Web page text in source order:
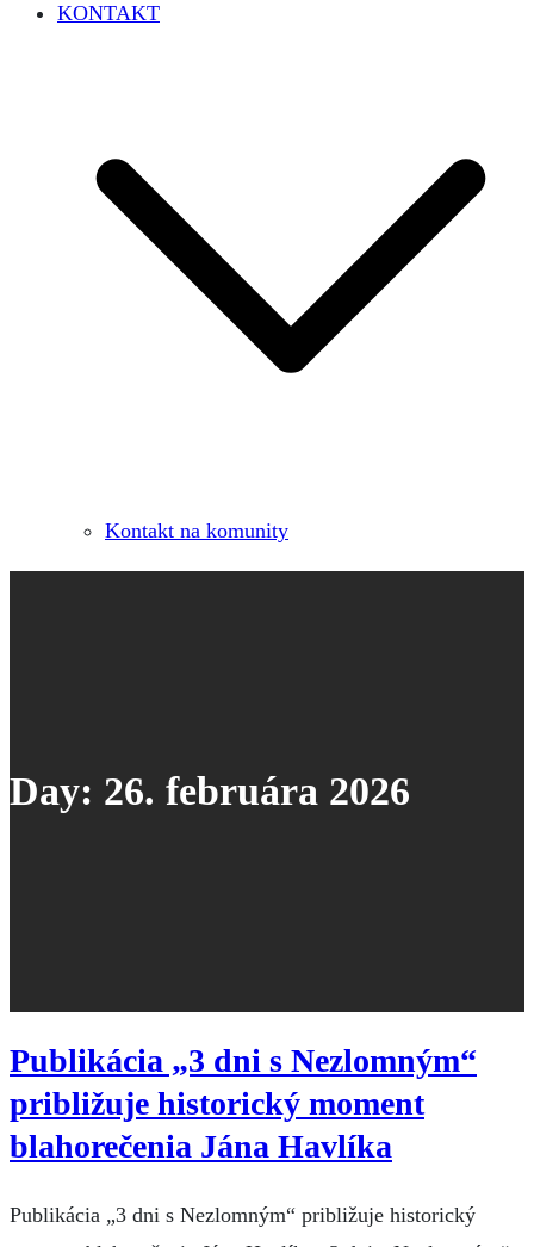
KONTAKT
Kontakt na komunity
Day: 26. februára 2026
Publikácia „3 dni s Nezlomným“
približuje historický moment
blahorečenia Jána Havlíka
Publikácia „3 dni s Nezlomným“ približuje historický